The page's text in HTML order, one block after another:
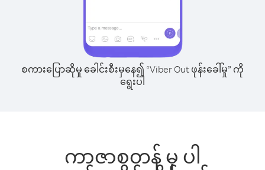
စကားပြောဆိုမှု ခေါင်းစီးမှနေ၍ “Viber Out ဖုန်းခေါ်မှု” ကို
ရွေးပါ
ကာဇာစတန် မှ ပါ